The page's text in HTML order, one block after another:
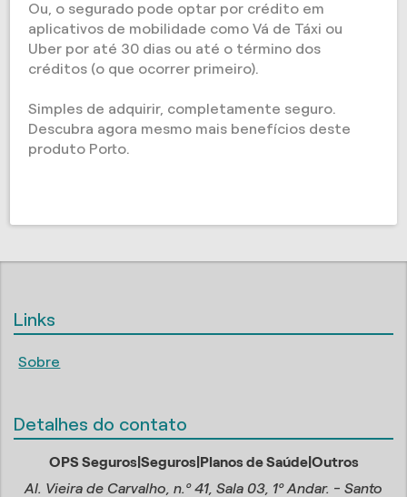
Ou, o segurado pode optar por crédito em
aplicativos de mobilidade como Vá de Táxi ou
Uber por até 30 dias ou até o término dos
créditos (o que ocorrer primeiro).
Simples de adquirir, completamente seguro.
Descubra agora mesmo mais benefícios deste
produto Porto.
Links
Sobre
Detalhes do contato
OPS Seguros|Seguros|Planos de Saúde|Outros
Al. Vieira de Carvalho, n.º 41, Sala 03, 1º Andar. - Santo